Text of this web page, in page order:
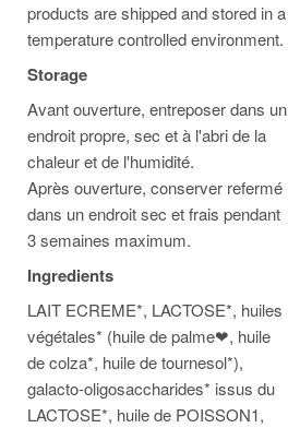
products are shipped and stored in a
temperature controlled environment.
Storage
Avant ouverture, entreposer dans un
endroit propre, sec et à l'abri de la
chaleur et de l'humidité.
Après ouverture, conserver refermé
dans un endroit sec et frais pendant
3 semaines maximum.
Ingredients
LAIT ECREME*, LACTOSE*, huiles
végétales* (huile de palme❤, huile
de colza*, huile de tournesol*),
galacto-oligosaccharides* issus du
LACTOSE*, huile de POISSON1,